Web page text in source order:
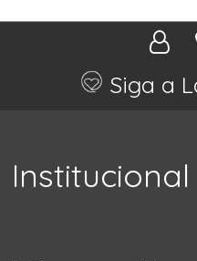
Siga a
Institucional